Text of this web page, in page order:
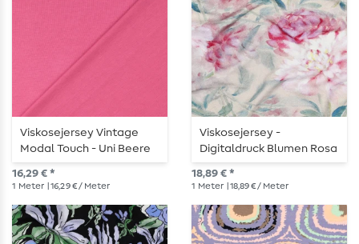
Viskosejersey Vintage
Modal Touch - Uni Beere
16,29 € *
1 Meter | 16,29 € / Meter
Viskosejersey -
Digitaldruck Blumen Rosa
18,89 € *
1 Meter | 18,89 € / Meter